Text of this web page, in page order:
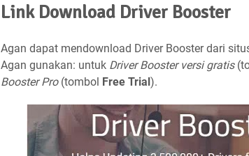
Link Download Driver Booster
Agan dapat mendownload Driver Booster dari
Agan gunakan: untuk Driver Booster versi gratis
Booster Pro(tombol Free Trial).